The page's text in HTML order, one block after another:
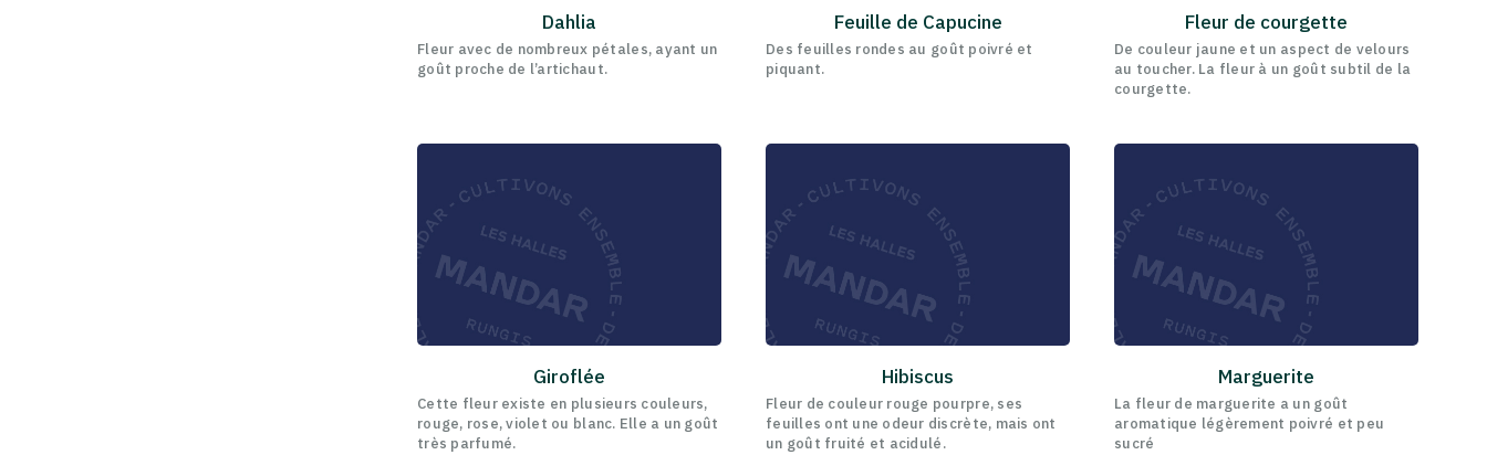
Dahlia
Fleur avec de nombreux pétales, ayant un
goût proche de l’artichaut.
Feuille de Capucine
Des feuilles rondes au goût poivré et
piquant.
Fleur de courgette
De couleur jaune et un aspect de velours
au toucher. La fleur à un goût subtil de la
courgette.
Giroflée
Cette fleur existe en plusieurs couleurs,
rouge, rose, violet ou blanc. Elle a un goût
très parfumé.
Hibiscus
Fleur de couleur rouge pourpre, ses
feuilles ont une odeur discrète, mais ont
un goût fruité et acidulé.
Marguerite
La fleur de marguerite a un goût
aromatique légèrement poivré et peu
sucré